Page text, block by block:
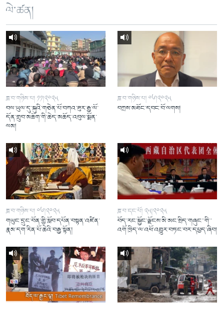
ལེ་ཚན།
ཟླ་བ་གཉིས་པ། ༡༡།༢༠༢༥
བལ་ཡུལ་དུ་སྐུའི་གཅེན་པོ་བཀའ་ཟུར་རྒྱ་ལོ་
དོན་གྲུབ་མཆོག་གི་ཆེད་མཆོད་འབུལ་སྨོན་
ལམ།
ཟླ་བ་གཉིས་པ། ༠༦།༢༠༢༥
བཀྲས་མཐོང་དབང་བོ་ལགས།
ཟླ་བ་གཉིས་པ། ༠༦།༢༠༢༥
གཡུང་དྲུང་བོན་གྱི་སློབ་དཔོན་བསྟན་འཛིན་
རྣམ་དག་རིན་པོ་ཆེའི་བརྒྱ་སྟོན།
ཟླ་བ་དང་པོ། ༢༥།༢༠༢༥
བོད་རང་སྐྱོང་ལྗོངས་མི་མང་སྲིད་གཞུང་་གི་་
འགོ་ཁྲིད་ལ་འཕོ་འགྱུར་བཏང་བར་དཔྱད་ཞིབ།